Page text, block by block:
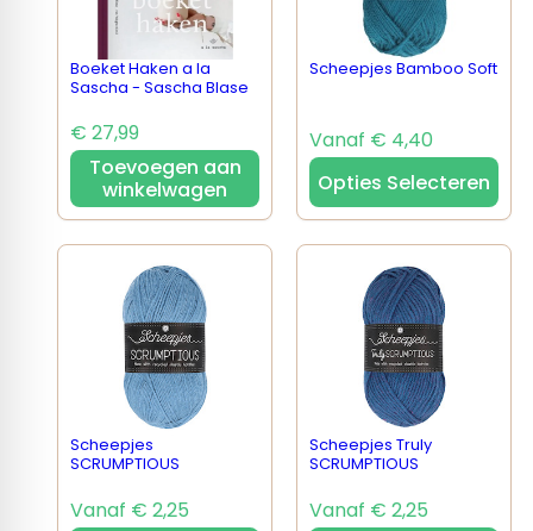
Boeket Haken a la
Sascha - Sascha Blase
€ 27,99
Toevoegen aan
winkelwagen
Scheepjes Bamboo Soft
Vanaf € 4,40
Opties Selecteren
Scheepjes
SCRUMPTIOUS
Vanaf € 2,25
Scheepjes Truly
SCRUMPTIOUS
Vanaf € 2,25